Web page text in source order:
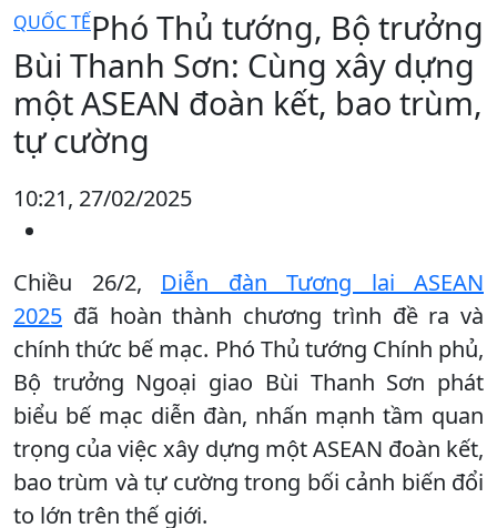
QUỐC TẾPhó Thủ tướng, Bộ trưởng
Bùi Thanh Sơn: Cùng xây dựng
một ASEAN đoàn kết, bao trùm,
tự cường
10:21, 27/02/2025
Chiều 26/2, Diễn đàn Tương lai ASEAN
2025 đã hoàn thành chương trình đề ra và
chính thức bế mạc. Phó Thủ tướng Chính phủ,
Bộ trưởng Ngoại giao Bùi Thanh Sơn phát
biểu bế mạc diễn đàn, nhấn mạnh tầm quan
trọng của việc xây dựng một ASEAN đoàn kết,
bao trùm và tự cường trong bối cảnh biến đổi
to lớn trên thế giới.